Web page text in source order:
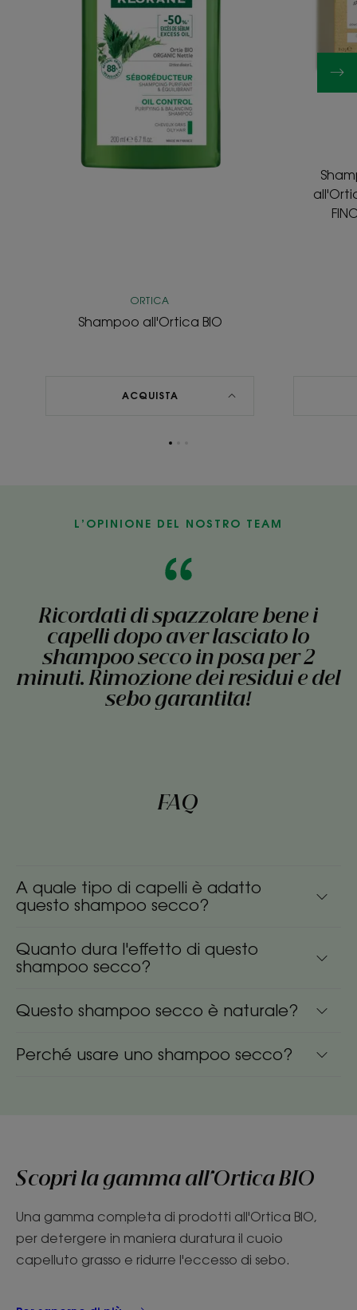
ORTICA
Shampoo all'Ortica BIO
ACQUISTA
Vai
L’OPINIONE DEL NOSTRO TEAM
Ricordati di spazzolare bene i
capelli dopo aver lasciato lo
shampoo secco in posa per 2
minuti. Rimozione dei residui e del
sebo garantita!
FAQ
A quale tipo di capelli è adatto
questo shampoo secco?
Quanto dura l'effetto di questo
shampoo secco?
Questo shampoo secco è naturale?
Perché usare uno shampoo secco?
Scopri la gamma all'Ortica BIO
Una gamma completa di prodotti all'Ortica BIO,
per detergere in maniera duratura il cuoio
capelluto grasso e ridurre l'eccesso di sebo.